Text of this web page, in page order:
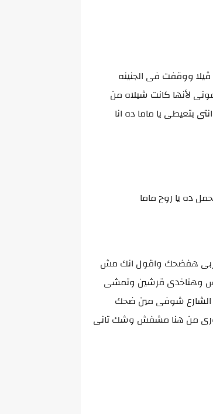
ووقفت فى الجنينه
لأنها كانت شيلاه من
بتعيطى يا ماما ده انا
ده يا روح ماما
هفضحك واقول انك مش
بس وهتاخدى قرشين وتمشى
الشارع شوفى مين ضحك
من هنا مشفش وشك تانى